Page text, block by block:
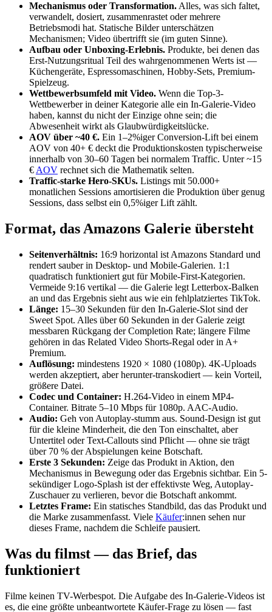
Mechanismus oder Transformation.Alles, was sich faltet,
verwandelt, dosiert, zusammenrastet oder mehrere
Betriebsmodi hat. Statische Bilder unterschätzen
Mechanismen; Video übertrifft sie (im guten Sinne).
Aufbau oder Unboxing-Erlebnis. Produkte, bei denen das
Erst-Nutzungsritual Teil des wahrgenommenen Werts ist —
Küchengeräte, Espressomaschinen, Hobby-Sets, Premium-
Spielzeug.
Wettbewerbsumfeld mit Video. Wenn die Top-3-
Wettbewerber in deiner Kategorie alle ein In-Galerie-Video
haben, kannst du nicht der Einzige ohne sein; die
Abwesenheit wirkt als Glaubwürdigkeitslücke.
AOV über ~40 €. Ein 1–2%iger Conversion-Lift bei einem
AOV von 40+ € deckt die Produktionskosten typischerweise
innerhalb von 30–60 Tagen bei normalem Traffic. Unter ~15
€AOV rechnet sich die Mathematik selten.
Traffic-starke Hero-SKUs. Listings mit 50.000+
monatlichen Sessions amortisieren die Produktion über genug
Sessions, dass selbst ein 0,5%iger Lift zählt.
Format, das Amazons Galerie übersteht
Seitenverhältnis: 16:9 horizontal ist Amazons Standard und
rendert sauber in Desktop- und Mobile-Galerien. 1:1
quadratisch funktioniert gut für Mobile-First-Kategorien.
Vermeide 9:16 vertikal — die Galerie legt Letterbox-Balken
an und das Ergebnis sieht aus wie ein fehlplatziertes TikTok.
Länge: 15–30 Sekunden für den In-Galerie-Slot sind der
Sweet Spot. Alles über 60 Sekunden in der Galerie zeigt
messbaren Rückgang der Completion Rate; längere Filme
gehören in das Related Video Shorts-Regal oder in A+
Premium.
Auflösung: mindestens 1920 × 1080 (1080p). 4K-Uploads
werden akzeptiert, aber herunter-transkodiert — kein Vorteil,
größere Datei.
Codec und Container: H.264-Video in einem MP4-
Container. Bitrate 5–10 Mbps für 1080p. AAC-Audio.
Audio: Geh von Autoplay-stumm aus. Sound-Design ist gut
für die kleine Minderheit, die den Ton einschaltet, aber
Untertitel oder Text-Callouts sind Pflicht — ohne sie trägt
über 70 % der Abspielungen keine Botschaft.
Erste 3 Sekunden: Zeige das Produkt in Aktion, den
Mechanismus in Bewegung oder das Ergebnis sichtbar. Ein 5-
sekündiger Logo-Splash ist der effektivste Weg, Autoplay-
Zuschauer zu verlieren, bevor die Botschaft ankommt.
Letztes Frame: Ein statisches Standbild, das das Produkt und
die Marke zusammenfasst. Viele Käufer:innen sehen nur
dieses Frame, nachdem die Schleife pausiert.
Was du filmst — das Brief, das
funktioniert
Filme keinen TV-Werbespot. Die Aufgabe des In-Galerie-Videos ist
es, die eine größte unbeantwortete Käufer-Frage zu lösen — fast